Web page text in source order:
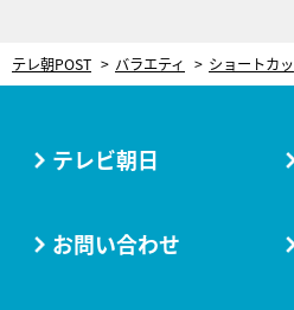
テレ朝POST バラエティ
テレビ朝日
お問い合わせ